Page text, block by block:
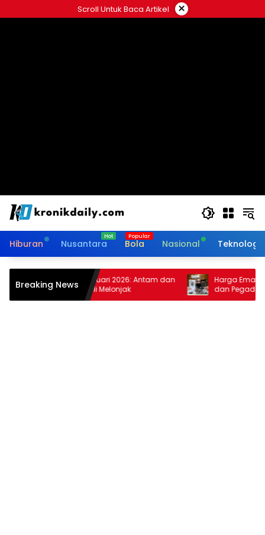
ke
Scroll Untuk Baca Artikel ×
Hiburan Nusantara Bola Nasional Teknologi
Breaking News
Harga Emas 10 Februari 2026: Antam dan
Pegadaian Kembali Melonjak
Harga Emas 30
dan Pegadaian